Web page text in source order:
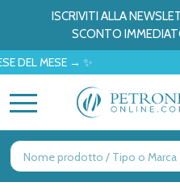
ISCRIVITI ALLA
SCONTO
MESE → ✨
Ricerca